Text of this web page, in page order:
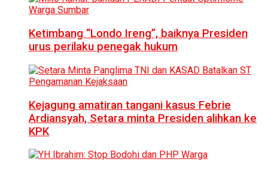
Ketimbang “Londo Ireng”, baiknya Presiden
urus perilaku penegak hukum
Kejagung amatiran tangani kasus Febrie
Ardiansyah, Setara minta Presiden alihkan ke
KPK